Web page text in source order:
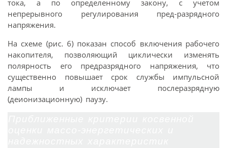
тока, а по определенному закону, с учетом
непрерывного регулирования пред-разрядного
напряжения.
На схеме (рис. 6) показан способ включения рабочего
накопителя, позволяющий циклически изменять
полярность его предразрядного напряжения, что
существенно повышает срок службы импульсной
лампы и исключает послеразрядную
(деионизационную) паузу.